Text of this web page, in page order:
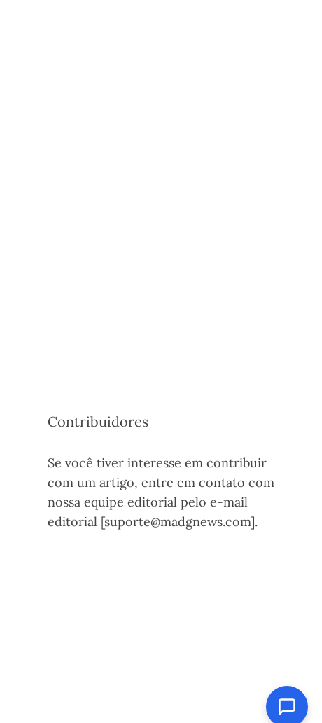
Contribuidores
Se você tiver interesse em contribuir
com um artigo, entre em contato com
nossa equipe editorial pelo e-mail
editorial [suporte@madgnews.com].